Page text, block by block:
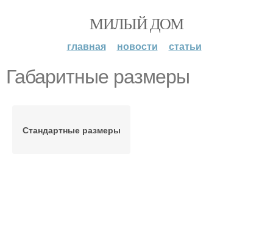
МИЛЫЙ ДОМ
главная новости статьи
Габаритные размеры
Стандартные размеры